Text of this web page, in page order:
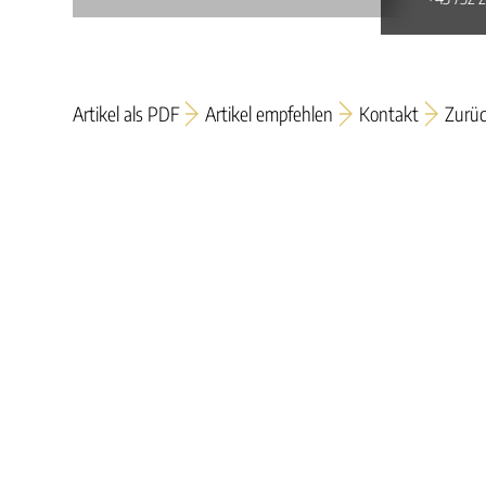
Artikel als PDF Artikel empfehlen Kontakt